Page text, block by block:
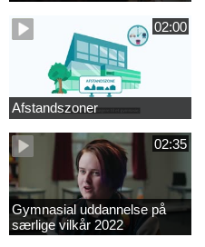
02:00
Afstandszoner
02:35
Gymnasial uddannelse på
særlige vilkår 2022